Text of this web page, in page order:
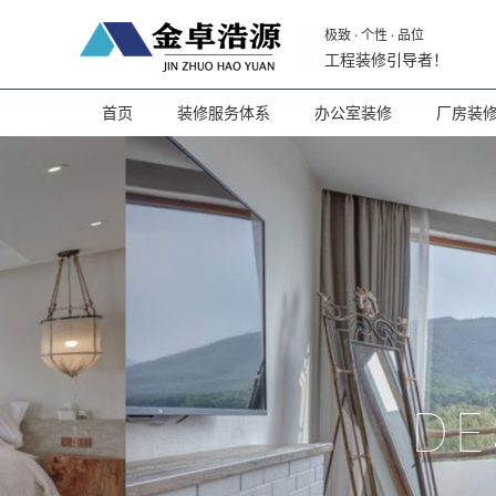
极致 · 个性 · 品位
工程装修引导者！
首页 装修服务体系 办公室装修 厂房装